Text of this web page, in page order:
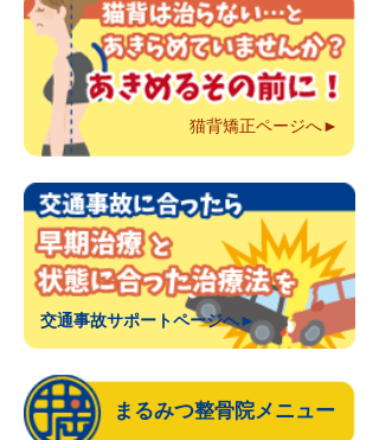
猫背矯正ページへ►
交通事故サポートページへ►
まるみつ整骨院メニュー